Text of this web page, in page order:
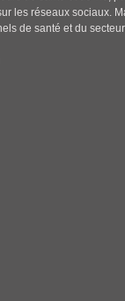
les réseaux sociaux.
de santé et du